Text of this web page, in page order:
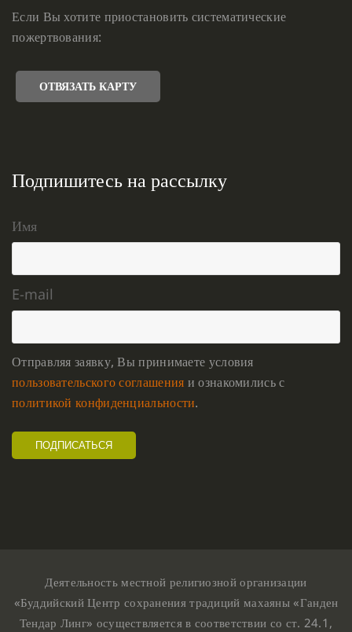
Если Вы хотите приостановить систематические
пожертвования:
ОТВЯЗАТЬ КАРТУ
Подпишитесь на рассылку
Имя
E-mail
Отправляя заявку, Вы принимаете условия
пользовательского соглашения и ознакомились с
политикой конфиденциальности.
Деятельность местной религиозной организации
«Буддийский Центр сохранения традиций махаяны «Ганден
Тендар Линг» осуществляется в соответствии со ст. 24.1,